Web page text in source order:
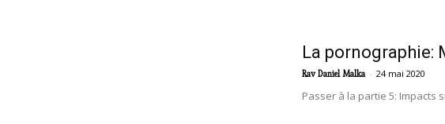
La pornographie:
Rav Daniel Malka - 24 mai 2020
Passer à la partie 5: Impacts